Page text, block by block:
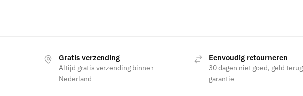
Gratis verzending
Altijd gratis verzending binnen
Nederland
Eenvoudig retourneren
30 dagen niet goed, geld terug
garantie